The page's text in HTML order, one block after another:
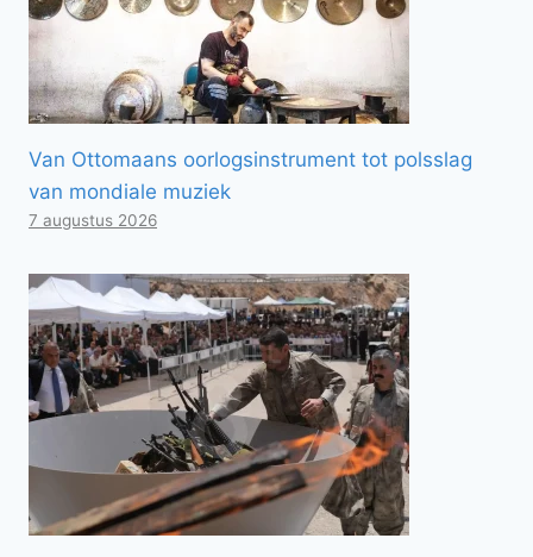
Van Ottomaans oorlogsinstrument tot polsslag
van mondiale muziek
7 augustus 2026